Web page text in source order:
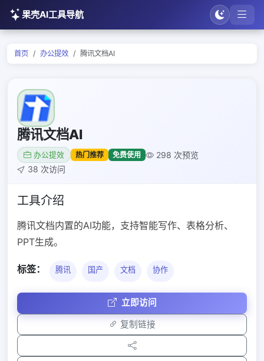
果壳AI工具导航
首页 办公提效 腾讯文档AI
腾讯文档AI
办公提效 热门推荐 免费使用
298 次预览
38 次访问
工具介绍
腾讯文档内置的AI功能，支持智能写作、表格分析、
PPT生成。
标签： 腾讯 国产 文档 协作
立即访问
复制链接